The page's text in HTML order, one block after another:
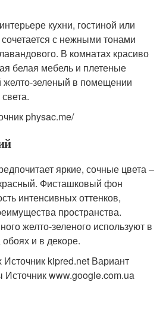
кухни, гостиной или
с нежными тонами
В комнатах красиво
белая мебель и плетеные
желто-зеленый в помещении
physac.me/
яркие, сочные цвета –
Фисташковый фон
интенсивных оттенков,
пространства.
желто-зеленого используют в
обоях и в декоре.
Источник kipred.net Вариант
www.google.com.ua